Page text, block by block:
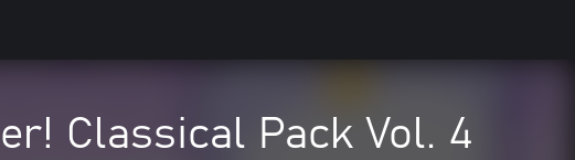
Classical Pack Vol. 4